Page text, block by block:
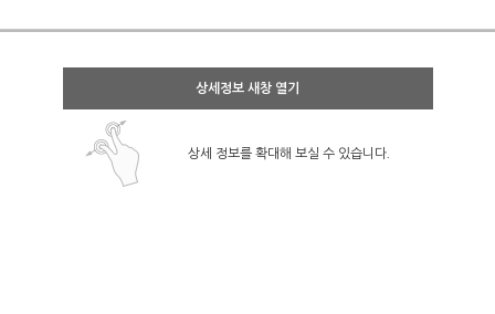
상세정보 새창 열기
상세 정보를 확대해 보실 수 있습니다.